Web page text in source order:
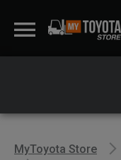
MyToyota Store